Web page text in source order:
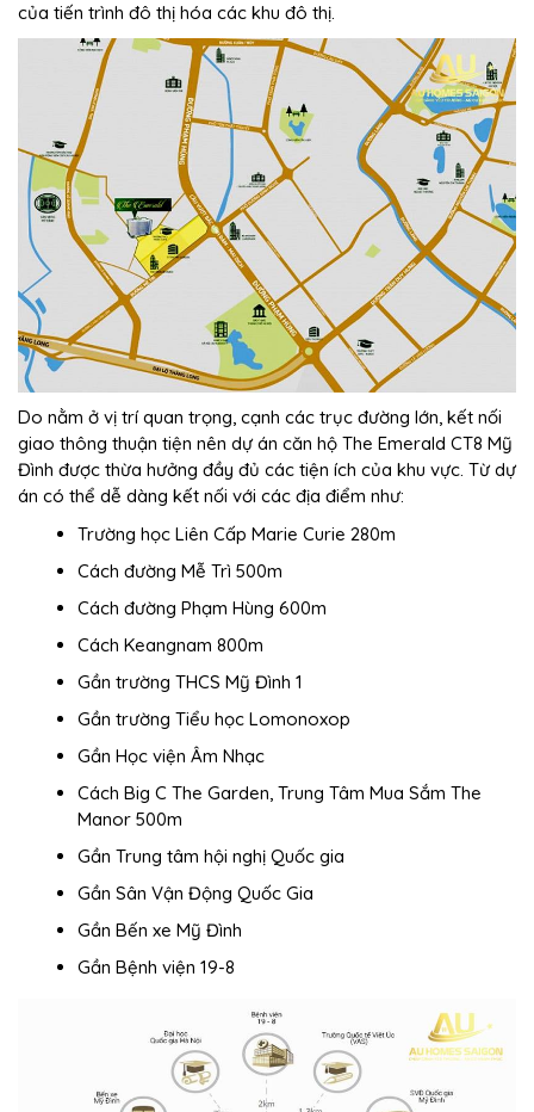
của tiến trình đô thị hóa các khu đô thị.
Do nằm ở vị trí quan trọng, cạnh các trục đường lớn, kết nối
giao thông thuận tiện nên dự án căn hộ The Emerald CT8 Mỹ
Đình được thừa hưởng đầy đủ các tiện ích của khu vực. Từ dự
án có thể dễ dàng kết nối với các địa điểm như:
Trường học Liên Cấp Marie Curie 280m
Cách đường Mễ Trì 500m
Cách đường Phạm Hùng 600m
Cách Keangnam 800m
Gần trường THCS Mỹ Đình 1
Gần trường Tiểu học Lomonoxop
Gần Học viện Âm Nhạc
Cách Big C The Garden, Trung Tâm Mua Sắm The
Manor 500m
Gần Trung tâm hội nghị Quốc gia
Gần Sân Vận Động Quốc Gia
Gần Bến xe Mỹ Đình
Gần Bệnh viện 19-8